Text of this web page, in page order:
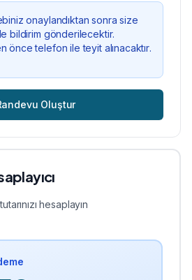
onaylandıktan sonra size
bildirim gönderilecektir.
önce telefon ile teyit alınacaktır.
Oluştur
hesaplayın